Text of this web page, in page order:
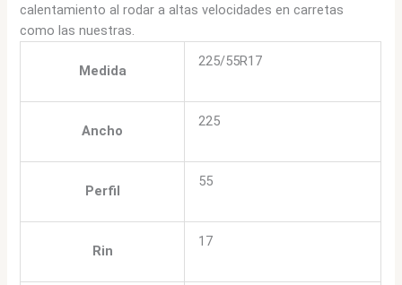
calentamiento al rodar a altas velocidades en carretas
como las nuestras.
Medida
225/55R17
Ancho
225
Perfil
55
Rin
17